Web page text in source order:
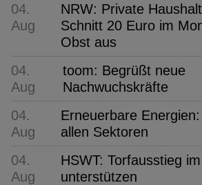
04.
Aug
NRW: Private
Schnitt 20 Euro im
Obst aus
04.
Aug
toom: Begrüßt neue
Nachwuchskräfte
04.
Aug
Erneuerbare
allen Sektoren
04.
Aug
HSWT: Torfausstieg
unterstützen